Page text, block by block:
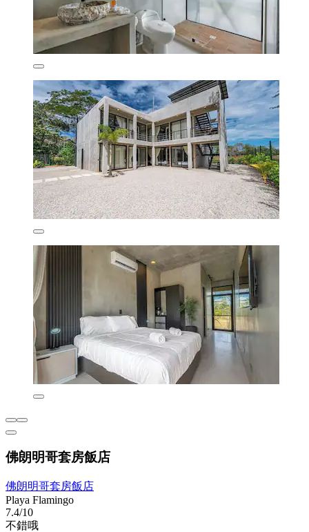
佛朗明哥套房飯店
佛朗明哥套房飯店
Playa Flamingo
7.4/10
不錯哦